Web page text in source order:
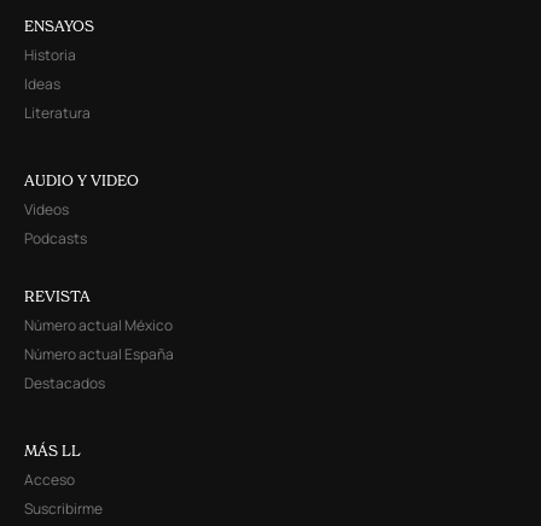
ENSAYOS
Historia
Ideas
Literatura
AUDIO Y VIDEO
Videos
Podcasts
REVISTA
Número actual México
Número actual España
Destacados
MÁS LL
Acceso
Suscribirme